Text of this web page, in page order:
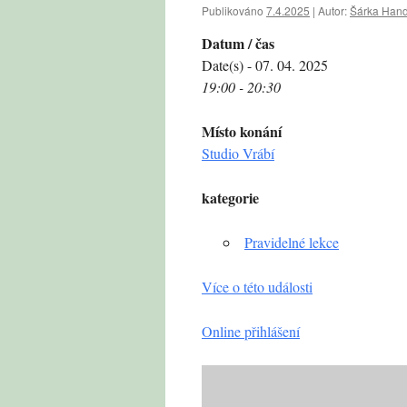
Publikováno 7.4.2025 | Autor:Šárka
Datum / čas
Date(s) - 07. 04. 2025
19:00 - 20:30
Místo konání
Studio Vrábí
kategorie
Pravidelné lekce
Více o této události
Online přihlášení